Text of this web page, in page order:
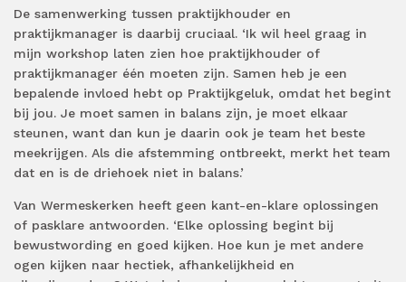
De samenwerking tussen praktijkhouder en
praktijkmanager is daarbij cruciaal. ‘Ik wil heel graag in
mijn workshop laten zien hoe praktijkhouder of
praktijkmanager één moeten zijn. Samen heb je een
bepalende invloed hebt op Praktijkgeluk, omdat het begint
bij jou. Je moet samen in balans zijn, je moet elkaar
steunen, want dan kun je daarin ook je team het beste
meekrijgen. Als die afstemming ontbreekt, merkt het team
dat en is de driehoek niet in balans.’
Van Wermeskerken heeft geen kant-en-klare oplossingen
of pasklare antwoorden. ‘Elke oplossing begint bij
bewustwording en goed kijken. Hoe kun je met andere
ogen kijken naar hectiek, afhankelijkheid en